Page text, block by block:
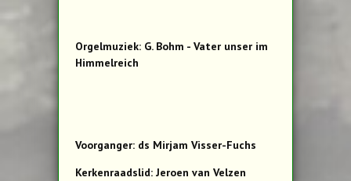
Orgelmuziek: G. Bohm - Vater unser im
Himmelreich
Voorganger: ds Mirjam Visser-Fuchs
Kerkenraadslid: Jeroen van Velzen